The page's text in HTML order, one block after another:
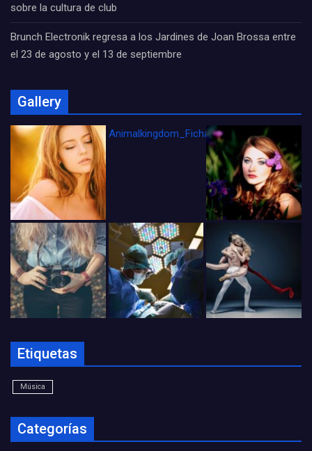
sobre la cultura de club
Brunch Electronik regresa a los Jardines de Joan Brossa entre
el 23 de agosto y el 13 de septiembre
Gallery
Animalkingdom_FichaCine
Etiquetas
Música
Categorías